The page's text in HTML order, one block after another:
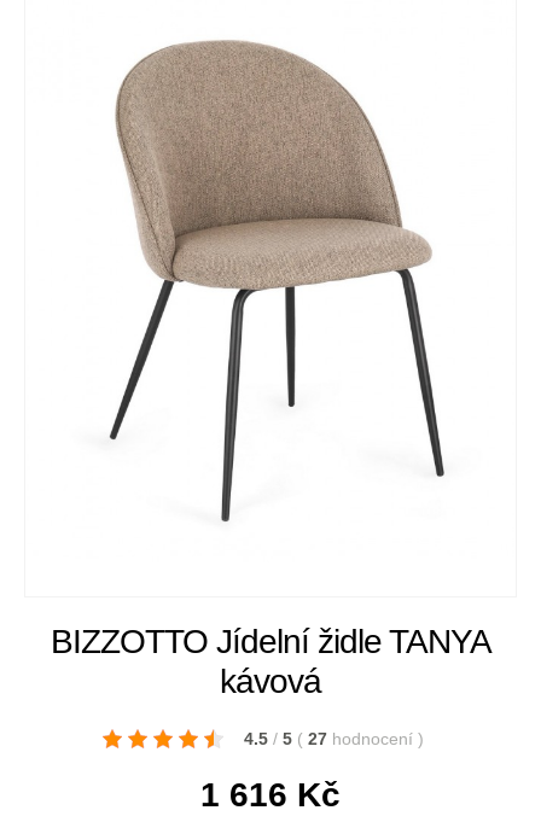
BIZZOTTO Jídelní židle TANYA
kávová
4.5 / 5 ( 27 hodnocení )
1 616 Kč